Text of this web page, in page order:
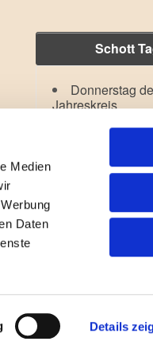
Medien
Daten
Details
Schott
Donnerstag
Jahreskreis
Lesejahr: A II,